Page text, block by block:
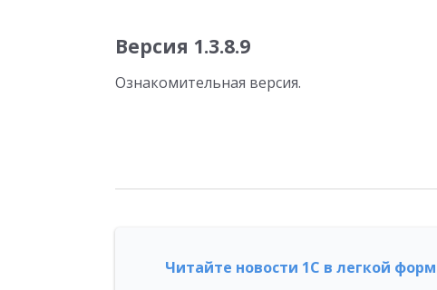
Версия 1.3.8.9
Ознакомительная версия.
Читайте новости 1С в легкой